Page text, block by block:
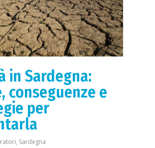
in Sardegna:
conseguenze e
per
, Sardegna